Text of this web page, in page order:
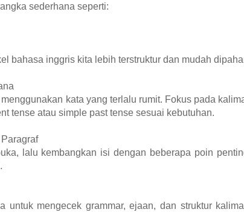
sederhana seperti:
bahasa inggris kita lebih terstruktur dan mudah
kata yang terlalu rumit. Fokus pada
tense atau simple past tense sesuai kebutuhan.
lalu kembangkan isi dengan beberapa poin
untuk mengecek grammar, ejaan, dan struktur